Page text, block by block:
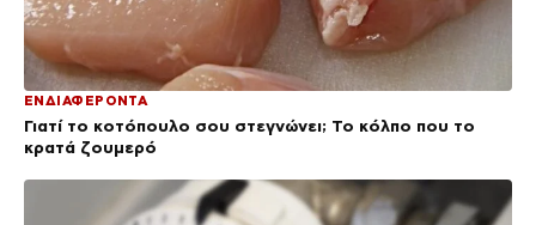
ΕΝΔΙΑΦΕΡΟΝΤΑ
Γιατί το κοτόπουλο σου στεγνώνει; Το κόλπο που το
κρατά ζουμερό